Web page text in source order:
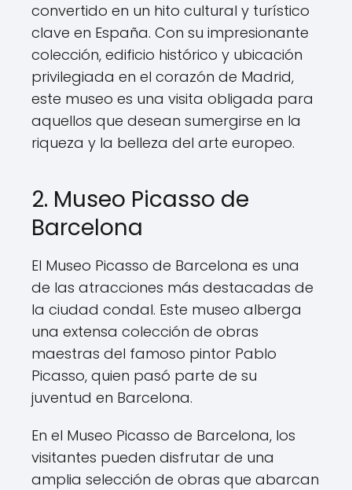
convertido en un hito cultural y turístico
clave en España. Con su impresionante
colección, edificio histórico y ubicación
privilegiada en el corazón de Madrid,
este museo es una visita obligada para
aquellos que desean sumergirse en la
riqueza y la belleza del arte europeo.
2. Museo Picasso de
Barcelona
El Museo Picasso de Barcelona es una
de las atracciones más destacadas de
la ciudad condal. Este museo alberga
una extensa colección de obras
maestras del famoso pintor Pablo
Picasso, quien pasó parte de su
juventud en Barcelona.
En el Museo Picasso de Barcelona, los
visitantes pueden disfrutar de una
amplia selección de obras que abarcan